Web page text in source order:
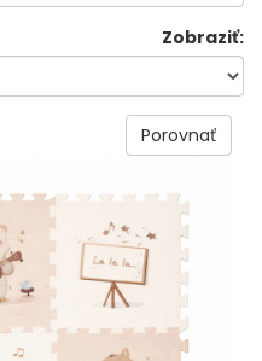
Zobraziť:
Porovnať